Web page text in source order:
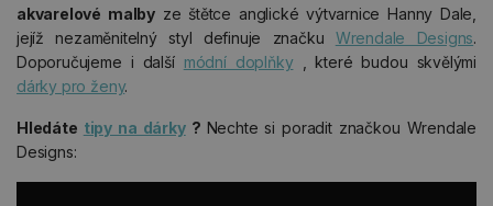
akvarelové malbyze štětce anglické výtvarnice Hanny Dale,
jejíž nezaměnitelný styl definuje značku Wrendale Designs.
Doporučujeme i další módní doplňky, které budou skvělými
dárky pro ženy.
Hledáte tipy na dárky? Nechte si poradit značkou Wrendale
Designs: